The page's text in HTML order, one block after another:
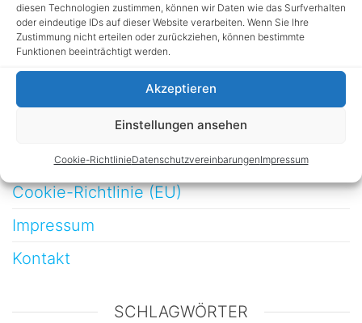
diesen Technologien zustimmen, können wir Daten wie das Surfverhalten
oder eindeutige IDs auf dieser Website verarbeiten. Wenn Sie Ihre
Zustimmung nicht erteilen oder zurückziehen, können bestimmte
Funktionen beeinträchtigt werden.
Akzeptieren
Einstellungen ansehen
Cookie-RichtlinieDatenschutzvereinbarungenImpressum
Technik
Dekorationen
Möbelbau
Werkstatt
Datenschutzvereinbarungen
Cookie-Richtlinie (EU)
Impressum
Kontakt
SCHLAGWÖRTER